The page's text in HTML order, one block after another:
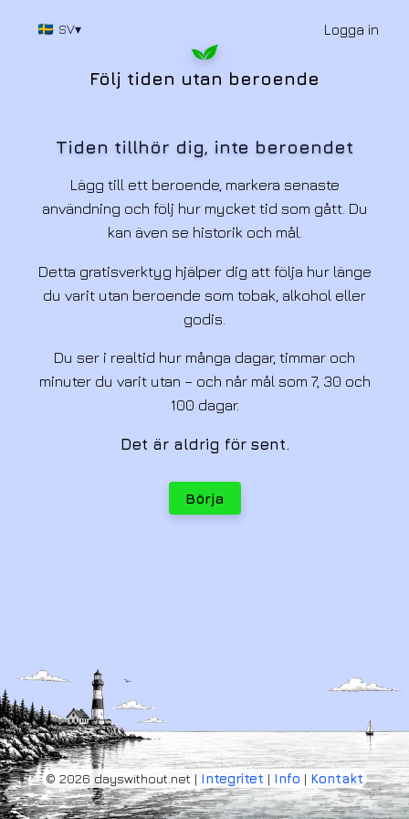
Följ tiden utan beroende
Logga in
SV▾
Tiden tillhör dig, inte beroendet
Lägg till ett beroende, markera senaste
användning och följ hur mycket tid som gått. Du
kan även se historik och mål.
Detta gratisverktyg hjälper dig att följa hur länge
du varit utan beroende som tobak, alkohol eller
godis.
Du ser i realtid hur många dagar, timmar och
minuter du varit utan – och når mål som 7, 30 och
100 dagar.
Det är aldrig för sent.
Börja
© 2026 dayswithout.net | Integritet | Info | Kontakt